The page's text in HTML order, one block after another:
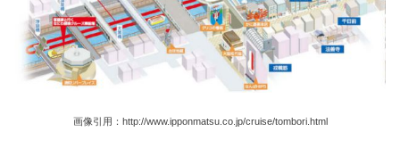
画像引用：http://www.ipponmatsu.co.jp/cruise/tombori.html